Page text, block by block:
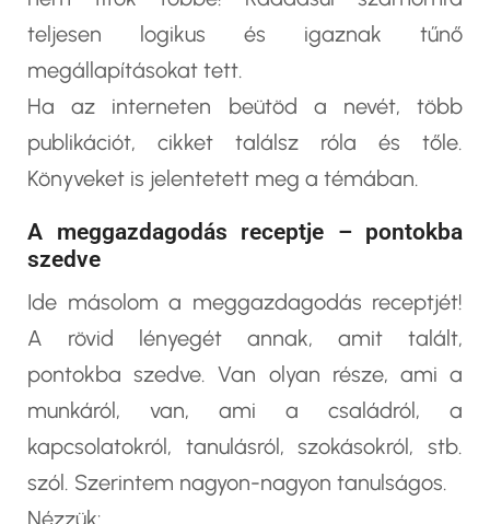
teljesen logikus és igaznak tűnő
megállapításokat tett.
Ha az interneten beütöd a nevét, több
publikációt, cikket találsz róla és tőle.
Könyveket is jelentetett meg a témában.
A meggazdagodás receptje – pontokba
szedve
Ide másolom a meggazdagodás receptjét!
A rövid lényegét annak, amit talált,
pontokba szedve. Van olyan része, ami a
munkáról, van, ami a családról, a
kapcsolatokról, tanulásról, szokásokról, stb.
szól. Szerintem nagyon-nagyon tanulságos.
Nézzük: